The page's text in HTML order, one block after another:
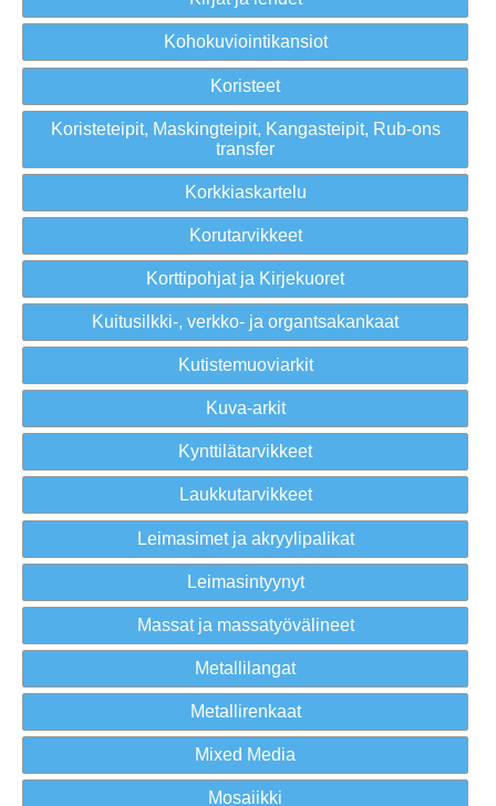
Kohokuviointikansiot
Koristeet
Koristeteipit, Maskingteipit, Kangasteipit, Rub-ons
transfer
Korkkiaskartelu
Korutarvikkeet
Korttipohjat ja Kirjekuoret
Kuitusilkki-, verkko- ja organtsakankaat
Kutistemuoviarkit
Kuva-arkit
Kynttilätarvikkeet
Laukkutarvikkeet
Leimasimet ja akryylipalikat
Leimasintyynyt
Massat ja massatyövälineet
Metallilangat
Metallirenkaat
Mixed Media
Mosaiikki